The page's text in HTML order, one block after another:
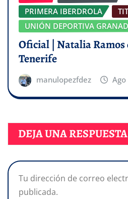
PRIMERA IBERDROLA
UNIÓN DEPORTIVA
Oficial | Natalia Ramos
Tenerife
manulopezfdez
DEJA UNA RESPUESTA
Tu dirección de correo
publicada.